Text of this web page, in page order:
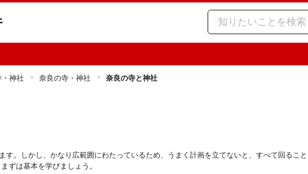
・神社 奈良の寺・神社 奈良の寺と神社
す。しかし、かなり広範囲にわたっているため、うまく計画を立てないと、すべて回ること
ずは基本を学びましょう。